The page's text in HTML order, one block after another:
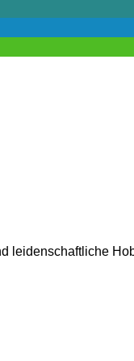
leidenschaftliche